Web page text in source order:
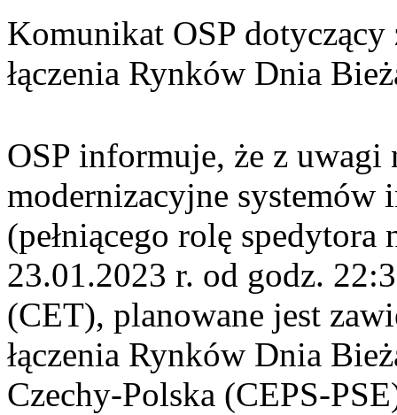
Komunikat OSP dotyczący
łączenia Rynków Dnia
OSP informuje, że z uwagi
modernizacyjne
(pełniącego rolę
23.01.2023 r. od godz.
(CET), planowane jest
łączenia Rynków Dnia
Czechy-Polska (CEPS-